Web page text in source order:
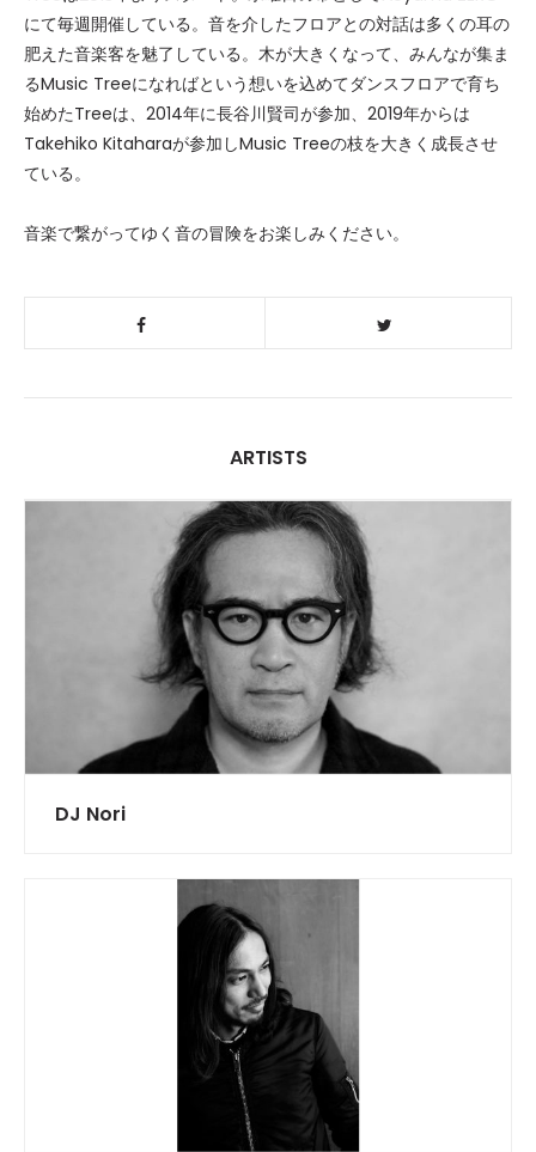
にて毎週開催している。音を介したフロアとの対話は多くの耳の
肥えた音楽客を魅了している。木が大きくなって、みんなが集ま
るMusic Treeになればという想いを込めてダンスフロアで育ち
始めたTreeは、2014年に長谷川賢司が参加、2019年からは
Takehiko Kitaharaが参加しMusic Treeの枝を大きく成長させ
ている。
音楽で繋がってゆく音の冒険をお楽しみください。
ARTISTS
DJ Nori